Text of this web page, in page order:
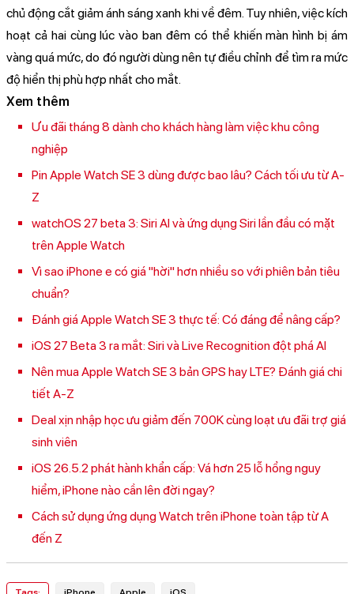
chủ động cắt giảm ánh sáng xanh khi về đêm. Tuy nhiên, việc kích
hoạt cả hai cùng lúc vào ban đêm có thể khiến màn hình bị ám
vàng quá mức, do đó người dùng nên tự điều chỉnh để tìm ra mức
độ hiển thị phù hợp nhất cho mắt.
Xem thêm
Ưu đãi tháng 8 dành cho khách hàng làm việc khu công
nghiệp
Pin Apple Watch SE 3 dùng được bao lâu? Cách tối ưu từ A-
Z
watchOS 27 beta 3: Siri AI và ứng dụng Siri lần đầu có mặt
trên Apple Watch
Vì sao iPhone e có giá "hời" hơn nhiều so với phiên bản tiêu
chuẩn?
Đánh giá Apple Watch SE 3 thực tế: Có đáng để nâng cấp?
iOS 27 Beta 3 ra mắt: Siri và Live Recognition đột phá AI
Nên mua Apple Watch SE 3 bản GPS hay LTE? Đánh giá chi
tiết A-Z
Deal xịn nhập học ưu giảm đến 700K cùng loạt ưu đãi trợ giá
sinh viên
iOS 26.5.2 phát hành khẩn cấp: Vá hơn 25 lỗ hổng nguy
hiểm, iPhone nào cần lên đời ngay?
Cách sử dụng ứng dụng Watch trên iPhone toàn tập từ A
đến Z